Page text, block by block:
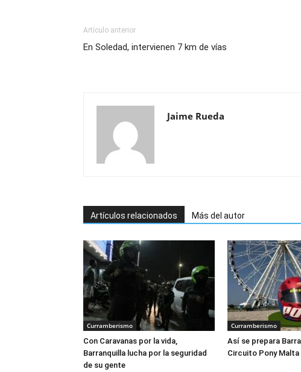
Artículo anterior
En Soledad, intervienen 7 km de vías
Jaime Rueda
Artículos relacionados Más del autor
Curramberismo
Con Caravanas por la vida,
Barranquilla lucha por la seguridad
de su gente
Curramberismo
Así se prepara
Circuito Pony Malta